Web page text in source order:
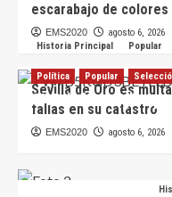
escarabajo de
EMS2020
agosto 6, 2026
Historia Principal
Popular
Sevilla de Oro es
fallas en su catastro
EMS2020 agosto 6, 2026
Política Popular
CNE define reglas